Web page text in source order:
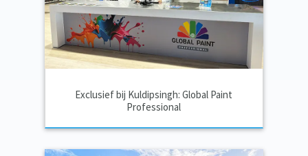
Exclusief bij Kuldipsingh: Global Paint
Professional